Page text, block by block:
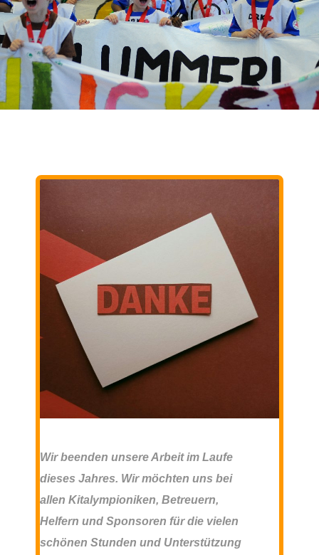
Wir beenden unsere Arbeit im Laufe
dieses Jahres. Wir möchten uns bei
allen Kitalympioniken, Betreuern,
Helfern und Sponsoren für die vielen
schönen Stunden und Unterstützung